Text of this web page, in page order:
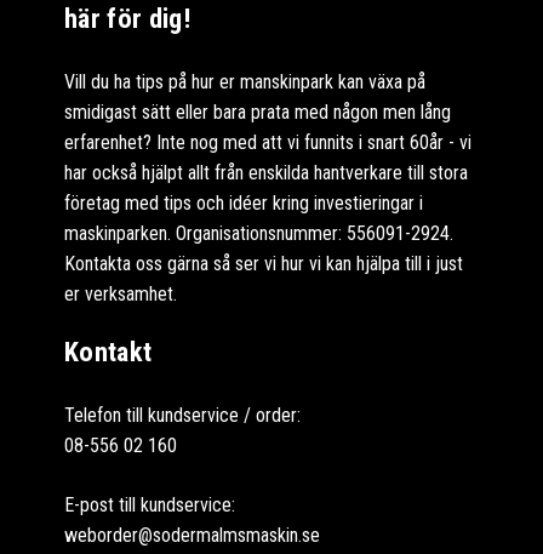
här för dig!
Vill du ha tips på hur er manskinpark kan växa på
smidigast sätt eller bara prata med någon men lång
erfarenhet? Inte nog med att vi funnits i snart 60år - vi
har också hjälpt allt från enskilda hantverkare till stora
företag med tips och idéer kring investieringar i
maskinparken. Organisationsnummer: 556091-2924.
Kontakta oss gärna så ser vi hur vi kan hjälpa till i just
er verksamhet.
Kontakt
Telefon till kundservice / order:
08-556 02 160
E-post till kundservice:
weborder@sodermalmsmaskin.se